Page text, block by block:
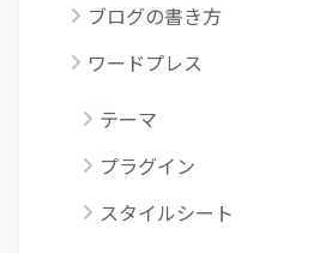
ブログの書き方
ワードプレス
テーマ
プラグイン
スタイルシート